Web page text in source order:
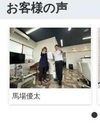
お客様の声
馬場優太